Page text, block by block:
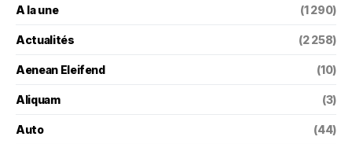
A la une (1 290)
Actualités (2 258)
Aenean Eleifend (10)
Aliquam (3)
Auto (44)